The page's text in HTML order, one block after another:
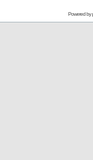
Powered by